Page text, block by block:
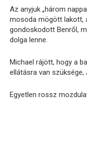
Az anyjuk „három
mosoda mögött lakott,
gondoskodott Benről,
dolga lenne.
Michael rájött, hogy a
ellátásra van
Egyetlen rossz